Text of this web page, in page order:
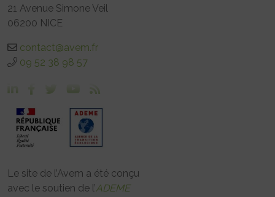
21 Avenue Simone Veil
06200 NICE
contact@avem.fr
09 52 38 98 57
Le site de l’Avem a été conçu
avec le soutien de l’ADEME